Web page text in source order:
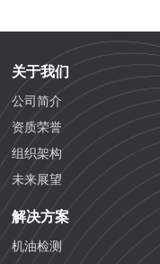
关于我们
公司简介
资质荣誉
组织架构
未来展望
解决方案
机油检测